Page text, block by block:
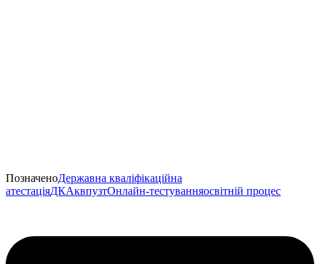
ПозначеноДержавна кваліфікаційна
атестаціяДКАквпузтОнлайн-тестуванняосвітній процес